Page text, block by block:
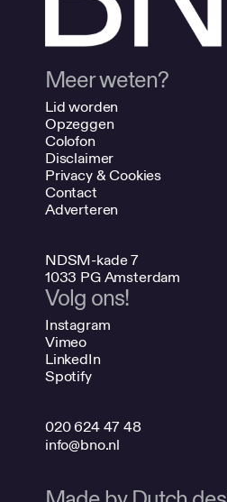
Meer weten?
Lid worden
Opzeggen
Colofon
Disclaimer
Privacy & Cookies
Contact
Adverteren
NDSM-kade 7
1033 PG Amsterdam
Volg ons!
Instagram
Vimeo
LinkedIn
Spotify
020 624 47 48
info@bno.nl